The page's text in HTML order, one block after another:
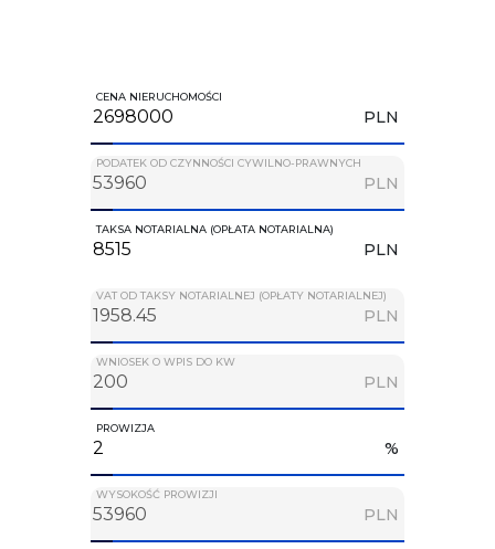
CENA NIERUCHOMOŚCI
PLN
PODATEK OD CZYNNOŚCI CYWILNO-PRAWNYCH
PLN
TAKSA NOTARIALNA (OPŁATA NOTARIALNA)
PLN
VAT OD TAKSY NOTARIALNEJ (OPŁATY NOTARIALNEJ)
PLN
WNIOSEK O WPIS DO KW
PLN
PROWIZJA
%
WYSOKOŚĆ PROWIZJI
PLN